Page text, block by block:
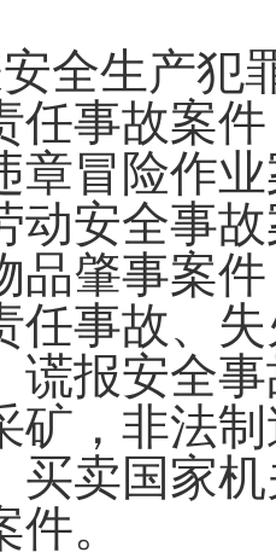
全生产犯
任事故案
章冒险作
动安全事
品肇事案
任事故、
谎报安全
矿，非法
买卖国家
。